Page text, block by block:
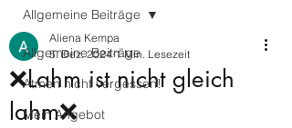
Allgemeine Beiträge
Atmen nicht vergessen!
Mein Angebot
Allgemeine Beiträge
❌Lahm ist nicht gleich
lahm❌
Aliena Kempa
5. Dez. 2024 1 Min. Lesezeit